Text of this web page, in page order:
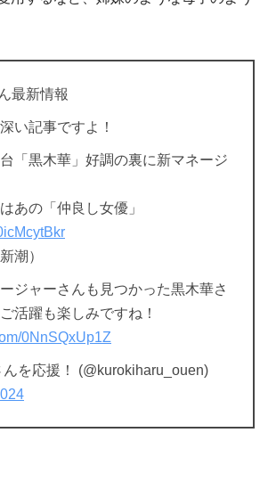
最新情報
い記事ですよ！
「黒木華」好調の裏に新マネージ
あの「仲良し女優」
潮）
ジャーさんも見つかった黒木華さ
活躍も楽しみですね！
0NnSQxUp1Z
を応援！ (@kurokiharu_ouen)